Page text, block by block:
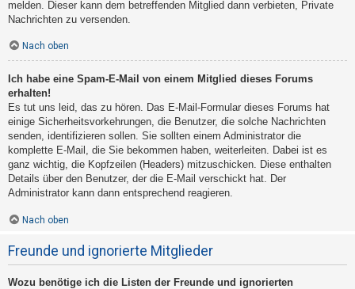
melden. Dieser kann dem betreffenden Mitglied dann verbieten, Private
Nachrichten zu versenden.
Nach oben
Ich habe eine Spam-E-Mail von einem Mitglied dieses Forums
erhalten!
Es tut uns leid, das zu hören. Das E-Mail-Formular dieses Forums hat
einige Sicherheitsvorkehrungen, die Benutzer, die solche Nachrichten
senden, identifizieren sollen. Sie sollten einem Administrator die
komplette E-Mail, die Sie bekommen haben, weiterleiten. Dabei ist es
ganz wichtig, die Kopfzeilen (Headers) mitzuschicken. Diese enthalten
Details über den Benutzer, der die E-Mail verschickt hat. Der
Administrator kann dann entsprechend reagieren.
Nach oben
Freunde und ignorierte Mitglieder
Wozu benötige ich die Listen der Freunde und ignorierten